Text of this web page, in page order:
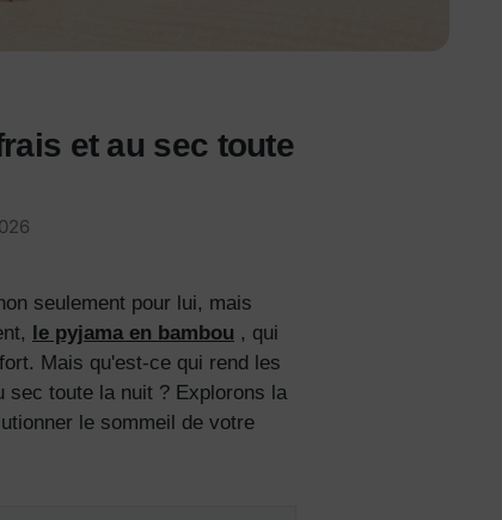
et au sec toute
seulement pour lui, mais
le pyjama en bambou , qui
Mais qu'est-ce qui rend les
sec toute la nuit ? Explorons la
le sommeil de votre